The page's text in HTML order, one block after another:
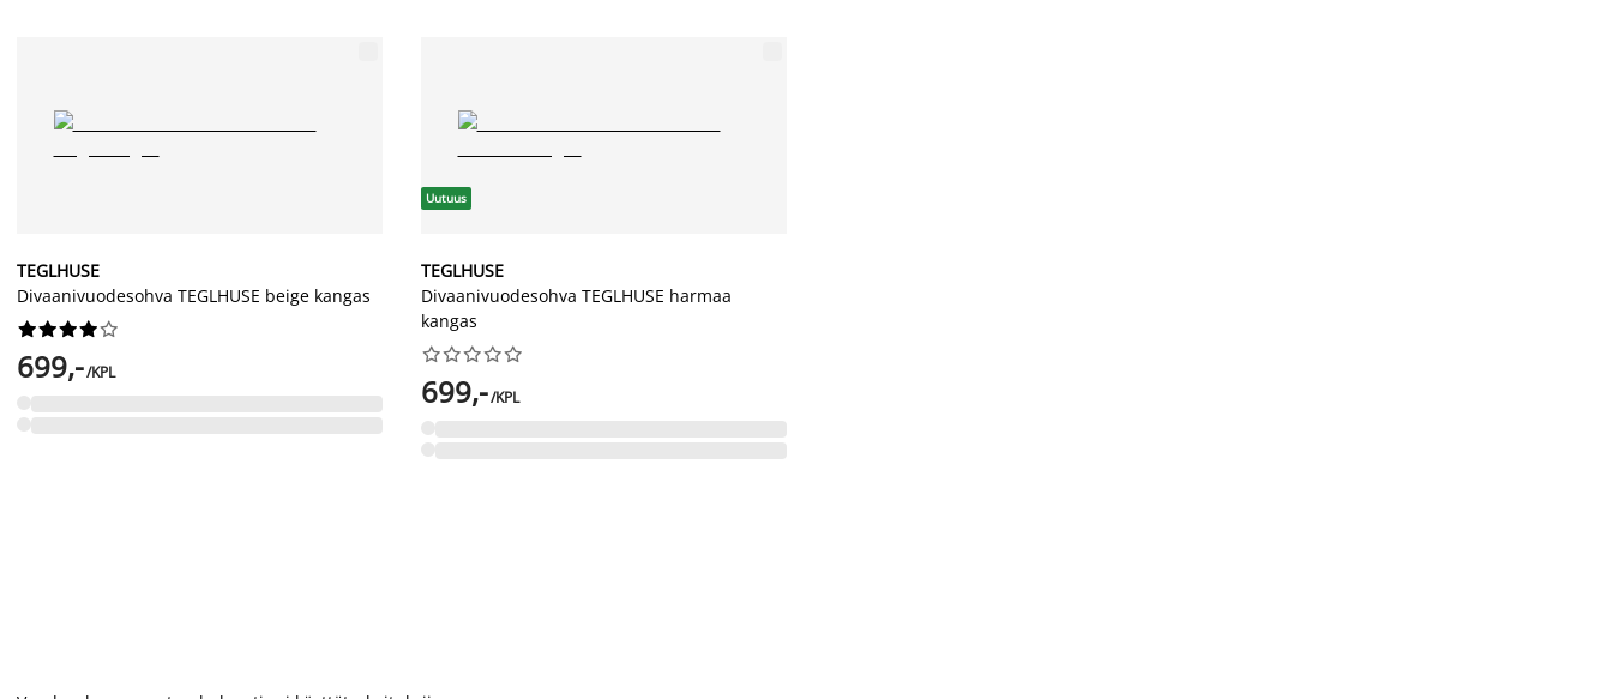
TEGLHUSE
Divaanivuodesohva TEGLHUSE beige kangas






699,-/KPL
Uutuus
TEGLHUSE
Divaanivuodesohva TEGLHUSE harmaa
kangas






699,-/KPL